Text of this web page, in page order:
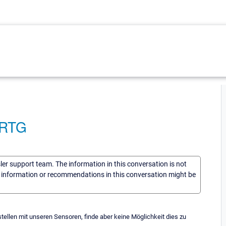
support team. The information in this conversation is not
or recommendations in this conversation might be
mit unseren Sensoren, finde aber keine Möglichkeit dies zu